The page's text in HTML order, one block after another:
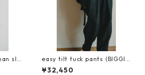
sle
easy tilt tuck pants (BIGGIE
linen 使用)
¥32,450